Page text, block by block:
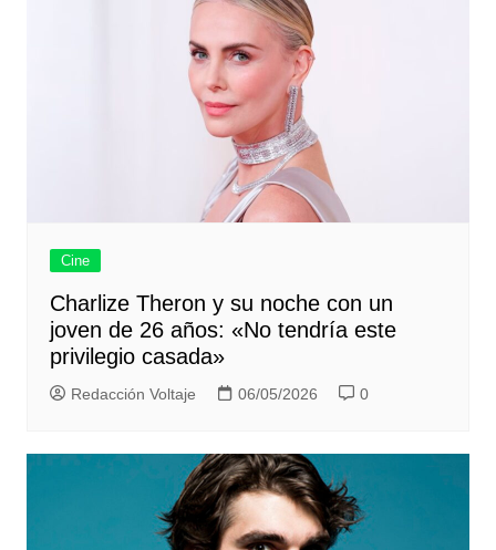
Cine
Charlize Theron y su noche con un
joven de 26 años: «No tendría este
privilegio casada»
Redacción Voltaje 06/05/2026 0